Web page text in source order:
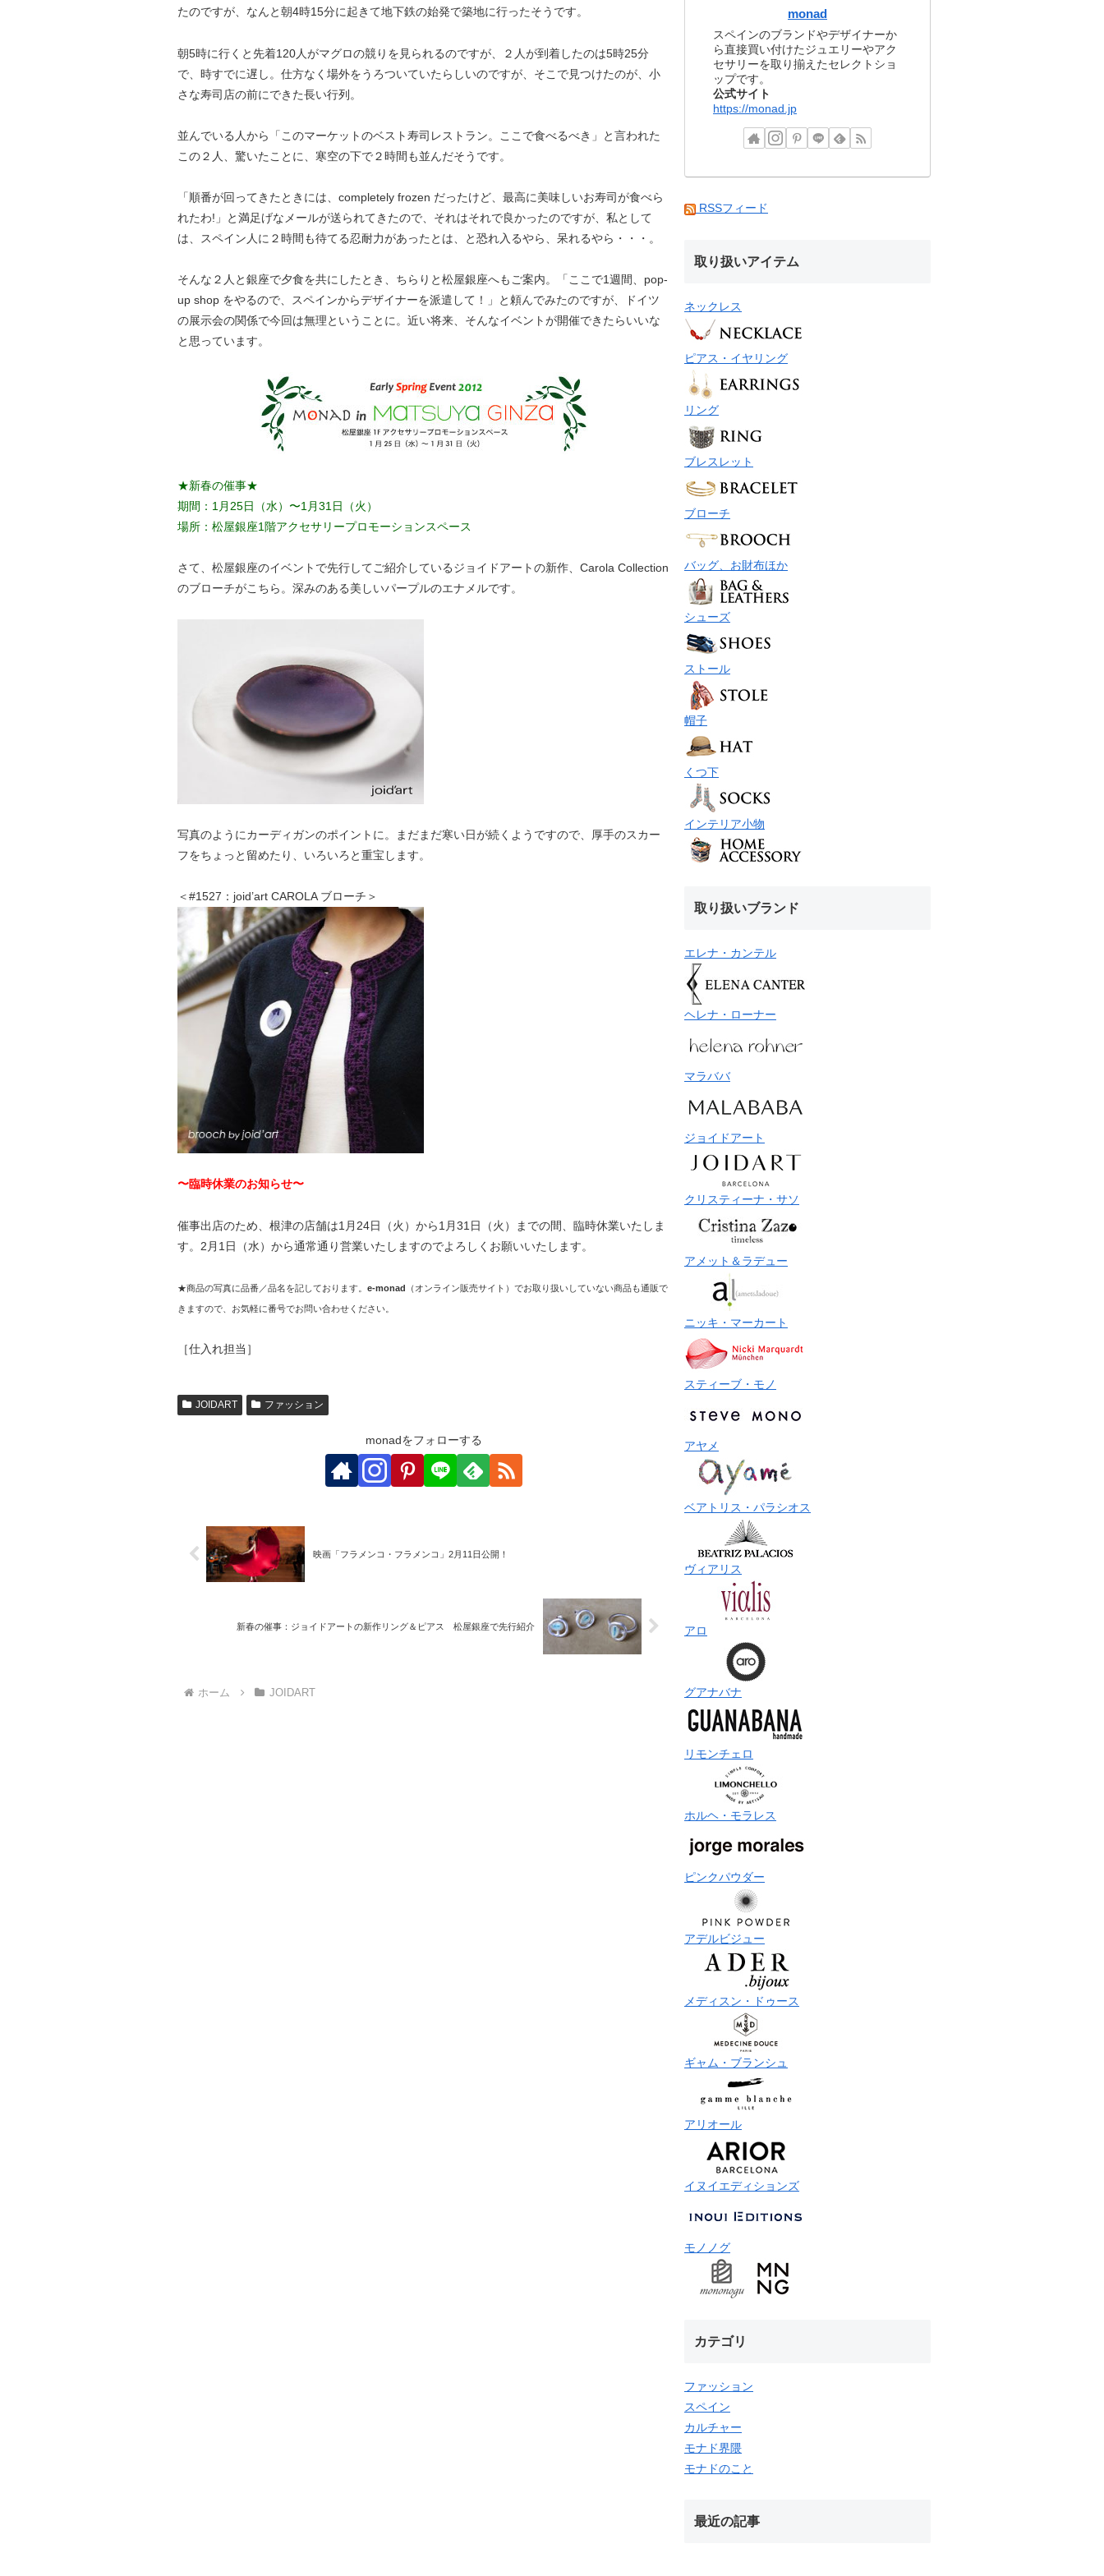
たのですが、なんと朝4時15分に起きて地下鉄の始発で築地に行ったそうです。
朝5時に行くと先着120人がマグロの競りを見られるのですが、２人が到着したのは5時25分
で、時すでに遅し。仕方なく場外をうろついていたらしいのですが、そこで見つけたのが、小
さな寿司店の前にできた長い行列。
並んでいる人から「このマーケットのベスト寿司レストラン。ここで食べるべき」と言われた
この２人、驚いたことに、寒空の下で２時間も並んだそうです。
「順番が回ってきたときには、completely frozen だったけど、最高に美味しいお寿司が食べら
れたわ!」と満足げなメールが送られてきたので、それはそれで良かったのですが、私として
は、スペイン人に２時間も待てる忍耐力があったとは、と恐れ入るやら、呆れるやら・・・。
そんな２人と銀座で夕食を共にしたとき、ちらりと松屋銀座へもご案内。「ここで1週間、pop-
up shop をやるので、スペインからデザイナーを派遣して！」と頼んでみたのですが、ドイツ
の展示会の関係で今回は無理ということに。近い将来、そんなイベントが開催できたらいいな
と思っています。
★新春の催事★
期間：1月25日（水）〜1月31日（火）
場所：松屋銀座1階アクセサリープロモーションスペース
さて、松屋銀座のイベントで先行してご紹介しているジョイドアートの新作、Carola Collection
のブローチがこちら。深みのある美しいパープルのエナメルです。
写真のようにカーディガンのポイントに。まだまだ寒い日が続くようですので、厚手のスカー
フをちょっと留めたり、いろいろと重宝します。
＜#1527：joid’art CAROLA ブローチ＞
〜臨時休業のお知らせ〜
催事出店のため、根津の店舗は1月24日（火）から1月31日（火）までの間、臨時休業いたしま
す。2月1日（水）から通常通り営業いたしますのでよろしくお願いいたします。
★商品の写真に品番／品名を記しております。 e-monad （オンライン販売サイト）でお取り扱いしていない商品も通販で
きますので、お気軽に番号でお問い合わせください。
［仕入れ担当］
JOIDART ファッション
monadをフォローする
映画「フラメンコ・フラメンコ」2月11日公開！
新春の催事：ジョイドアートの新作リング＆ピアス 松屋銀座で先行紹介
ホーム JOIDART
monad
スペインのブランドやデザイナーか
ら直接買い付けたジュエリーやアク
セサリーを取り揃えたセレクトショ
ップです。
公式サイト
https://monad.jp
RSSフィード
取り扱いアイテム
ネックレス
ピアス・イヤリング
リング
ブレスレット
ブローチ
バッグ、お財布ほか
シューズ
ストール
帽子
くつ下
インテリア小物
取り扱いブランド
エレナ・カンテル
ヘレナ・ローナー
マラババ
ジョイドアート
クリスティーナ・サソ
アメット＆ラデュー
ニッキ・マーカート
スティーブ・モノ
アヤメ
ベアトリス・パラシオス
ヴィアリス
アロ
グアナバナ
リモンチェロ
ホルヘ・モラレス
ピンクパウダー
アデルビジュー
メディスン・ドゥース
ギャム・ブランシュ
アリオール
イヌイエディションズ
モノノグ
カテゴリ
ファッション
スペイン
カルチャー
モナド界隈
モナドのこと
最近の記事